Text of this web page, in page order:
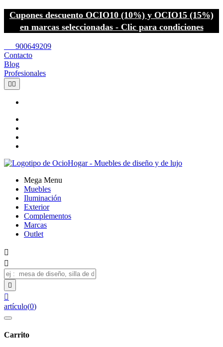
Cupones descuento OCIO10 (10%) y OCIO15 (15%)
en marcas seleccionadas - Clic para condiciones
900649209
Contacto
Blog
Profesionales
 
Mega Menu
Muebles
Iluminación
Exterior
Complementos
Marcas
Outlet




artículo(0)
Carrito